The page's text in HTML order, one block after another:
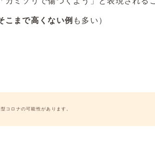
こまで高くない例 も多い）
コロナの可能性があります。